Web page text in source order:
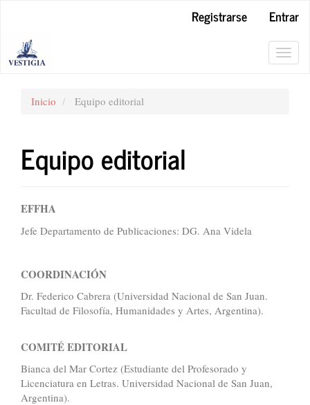
contenido
de
Navegación
principal
Barra
Registrarse
Entrar
Inicio Equipo editorial
Equipo editorial
EFFHA
Jefe Departamento de Publicaciones: DG. Ana Videla
COORDINACIÓN
Dr. Federico Cabrera (Universidad Nacional de San Juan.
Facultad de Filosofía, Humanidades y Artes, Argentina).
COMITÉ EDITORIAL
Bianca del Mar Cortez (Estudiante del Profesorado y
Licenciatura en Letras. Universidad Nacional de San Juan,
Argentina).